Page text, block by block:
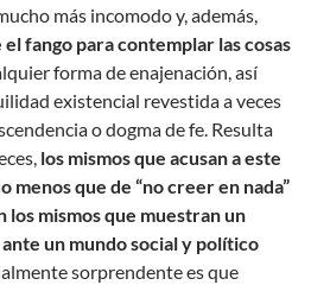
más incomodo y, además,
fango para contemplar las cosas
forma de enajenación, así
existencial revestida a veces
o dogma de fe. Resulta
los mismos que acusan a este
menos que de “no creer en nada”
los mismos que muestran un
un mundo social y político
sorprendente es que